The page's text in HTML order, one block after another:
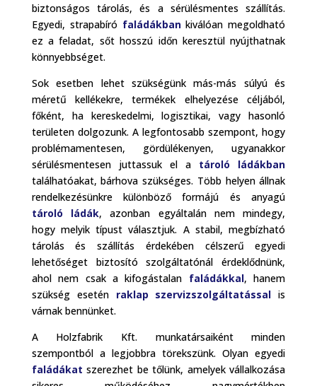
biztonságos tárolás, és a sérülésmentes szállítás.
Egyedi, strapabíró faládákbankiválóan megoldható
ez a feladat, sőt hosszú időn keresztül nyújthatnak
könnyebbséget.
Sok esetben lehet szükségünk más-más súlyú és
méretű kellékekre, termékek elhelyezése céljából,
főként, ha kereskedelmi, logisztikai, vagy hasonló
területen dolgozunk. A legfontosabb szempont, hogy
problémamentesen, gördülékenyen, ugyanakkor
sérülésmentesen juttassuk el a tároló ládákban
találhatóakat, bárhova szükséges. Több helyen állnak
rendelkezésünkre különböző formájú és anyagú
tároló ládák, azonban egyáltalán nem mindegy,
hogy melyik típust választjuk. A stabil, megbízható
tárolás és szállítás érdekében célszerű egyedi
lehetőséget biztosító szolgáltatónál érdeklődnünk,
ahol nem csak a kifogástalan faládákkal, hanem
szükség esetén raklap szervizszolgáltatással is
várnak bennünket.
A Holzfabrik Kft. munkatársaiként minden
szempontból a legjobbra törekszünk. Olyan egyedi
faládákat szerezhet be tőlünk, amelyek vállalkozása